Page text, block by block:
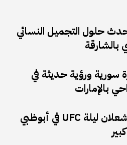
حلول التجميل النسائي
بالشارقة
ورؤية حديثة في
بالإمارات
أنكالايف وغوسكوف يشعلان ليلة UFC في أبوظبي